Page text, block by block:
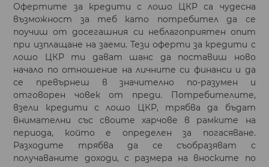
Офертите за кредити с лошо ЦКР са чудесна
възможност за теб като потребител да се
поучиш от досегашния си неблагоприятен опит
при изплащане на заеми. Тези оферти за кредити с
лошо ЦКР ти дават шанс да поставиш ново
начало по отношение на личните си финанси и да
се превърнеш в значително по-разумен и
отговорен човек от преди. Потребителите,
взели кредити с лошо ЦКР, трябва да бъдат
внимателни със своите харчове в рамките на
периода, който е определен за погасяване.
Разходите трябва да се съобразяват с
получаваните доходи, с размера на вноските по